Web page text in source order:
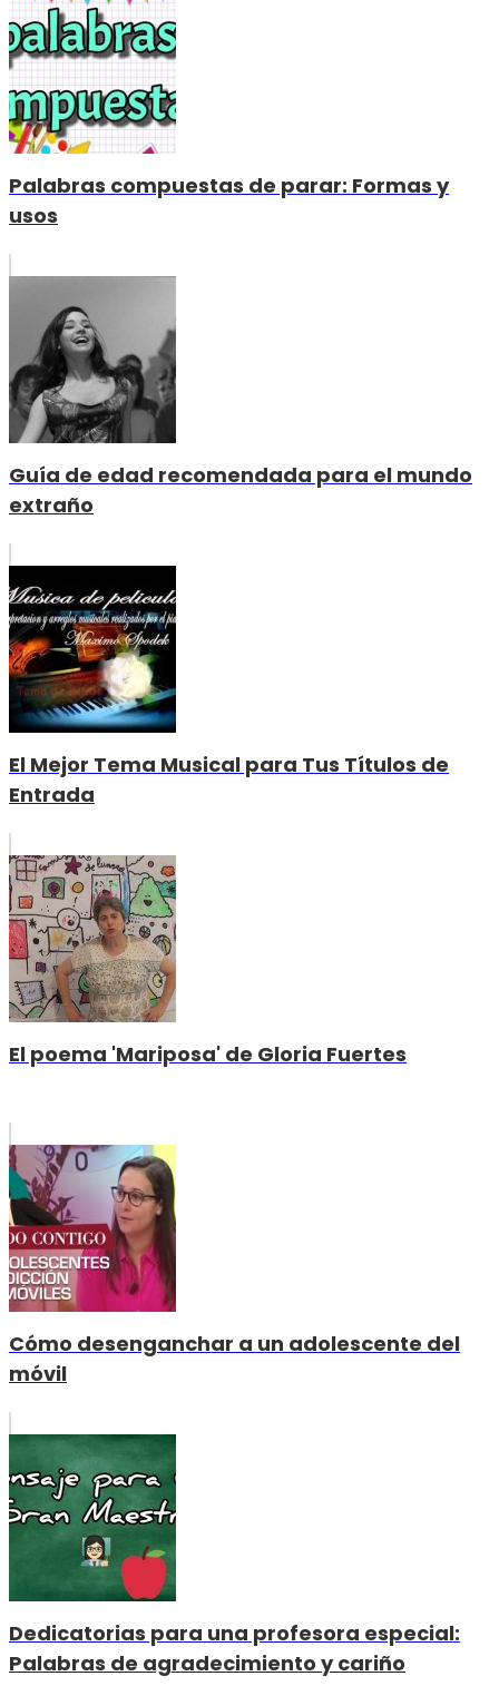
Palabras compuestas de parar: Formas y
usos
Guía de edad recomendada para el mundo
extraño
El Mejor Tema Musical para Tus Títulos de
Entrada
El poema 'Mariposa' de Gloria Fuertes
Cómo desenganchar a un adolescente del
móvil
Dedicatorias para una profesora especial:
Palabras de agradecimiento y cariño